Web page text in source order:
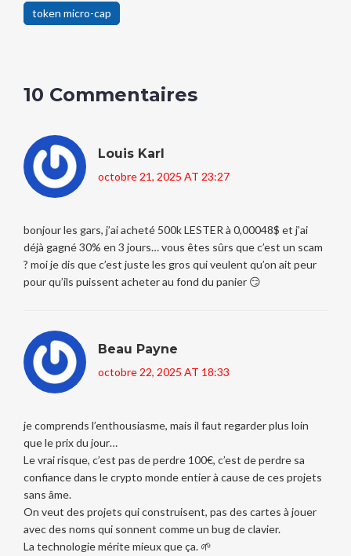
token micro-cap
10 Commentaires
Louis Karl
octobre 21, 2025 AT 23:27
bonjour les gars, j’ai acheté 500k LESTER à 0,00048$ et j’ai
déjà gagné 30% en 3 jours… vous êtes sûrs que c’est un scam
? moi je dis que c’est juste les gros qui veulent qu’on ait peur
pour qu’ils puissent acheter au fond du panier 😏
Beau Payne
octobre 22, 2025 AT 18:33
je comprends l’enthousiasme, mais il faut regarder plus loin
que le prix du jour…
Le vrai risque, c’est pas de perdre 100€, c’est de perdre sa
confiance dans le crypto monde entier à cause de ces projets
sans âme.
On veut des projets qui construisent, pas des cartes à jouer
avec des noms qui sonnent comme un bug de clavier.
La technologie mérite mieux que ça. 🌱